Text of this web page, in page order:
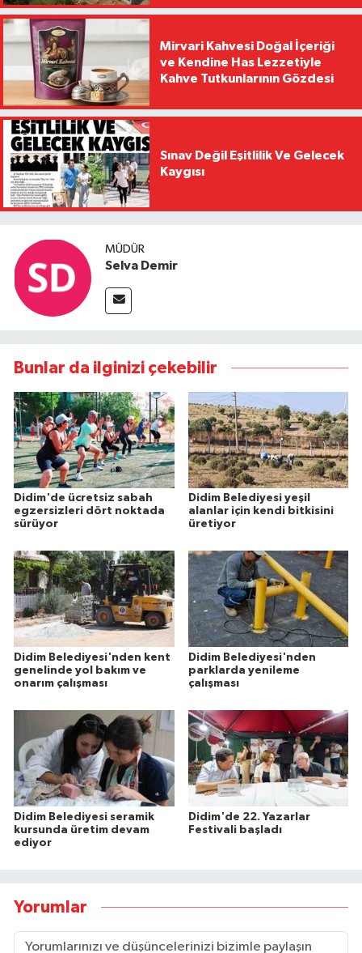
Mirvari Kahvesi Doğal İçeriği
ve Kendine Has Lezzetiyle
Kahve Tutkunlarının Gözdesi
Sınav Değil Eşitlilik Ve Gelecek
Kaygısı
MÜDÜR
Selva Demir
Bunlar da ilginizi çekebilir
Didim'de ücretsiz sabah
egzersizleri dört noktada
sürüyor
Didim Belediyesi yeşil
alanlar için kendi bitkisini
üretiyor
Didim Belediyesi'nden kent
genelinde yol bakım ve
onarım çalışması
Didim Belediyesi'nden
parklarda yenileme
çalışması
Didim Belediyesi seramik
kursunda üretim devam
ediyor
Didim'de 22. Yazarlar
Festivali başladı
Yorumlar